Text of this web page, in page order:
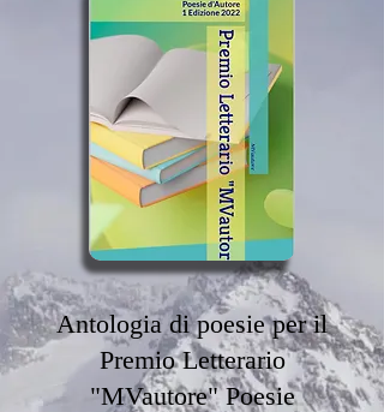
Antologia di poesie per il
Premio Letterario
"MVautore" Poesie